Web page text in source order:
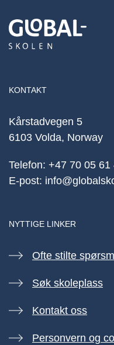
KONTAKT
Kårstadvegen 5
6103 Volda, Norway
Telefon: +47 70 05 61
E-post:
NYTTIGE LINKER
Ofte stilte
Søk skoleplass
Kontakt oss
Personvern og